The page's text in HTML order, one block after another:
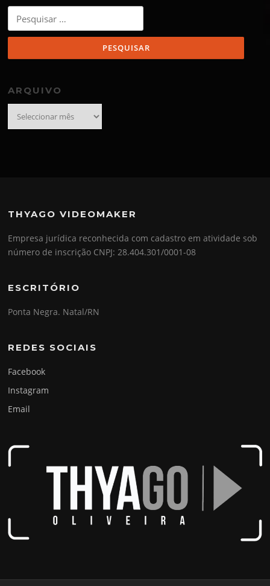
por:
ARQUIVO
THYAGO VIDEOMAKER
Empresa jurídica reconhecida com cadastro em atividade sob
número de inscrição CNPJ: 28.404.301/0001-08
ESCRITÓRIO
Ponta Negra. Natal/RN
REDES SOCIAIS
Facebook
Instagram
Email